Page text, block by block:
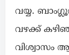
വയ്യ.
വഴക്ക്
വിശ്വാസം